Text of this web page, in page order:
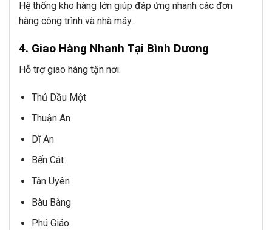
Hệ thống kho hàng lớn giúp đáp ứng nhanh các đơn
hàng công trình và nhà máy.
4. Giao Hàng Nhanh Tại Bình Dương
Hỗ trợ giao hàng tận nơi:
Thủ Dầu Một
Thuận An
Dĩ An
Bến Cát
Tân Uyên
Bàu Bàng
Phú Giáo